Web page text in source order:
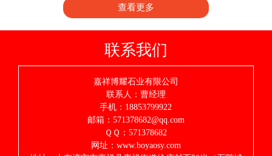
查看更多
联系我们
嘉祥博耀石业有限公司
联系人：曹经理
手机：18853799922
邮箱：571378682@qq.com
ＱＱ：571378682
网址：www.boyaosy.com